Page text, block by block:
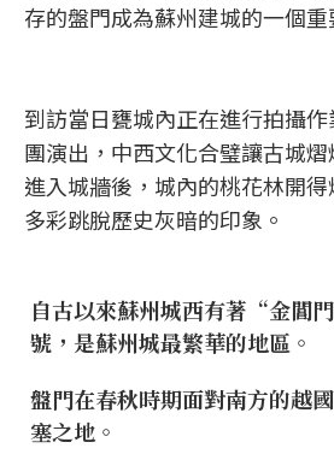
存的盤門成為蘇州建城的一個重
到訪當日甕城內正在進行拍攝
團演出，中西文化合璧讓古城熠
進入城牆後，城內的桃花林開
多彩跳脫歷史灰暗的印象。
自古以來蘇州城西有著“金閶
號，是蘇州城最繁華的地區。
盤門在春秋時期面對南方的越
塞之地。